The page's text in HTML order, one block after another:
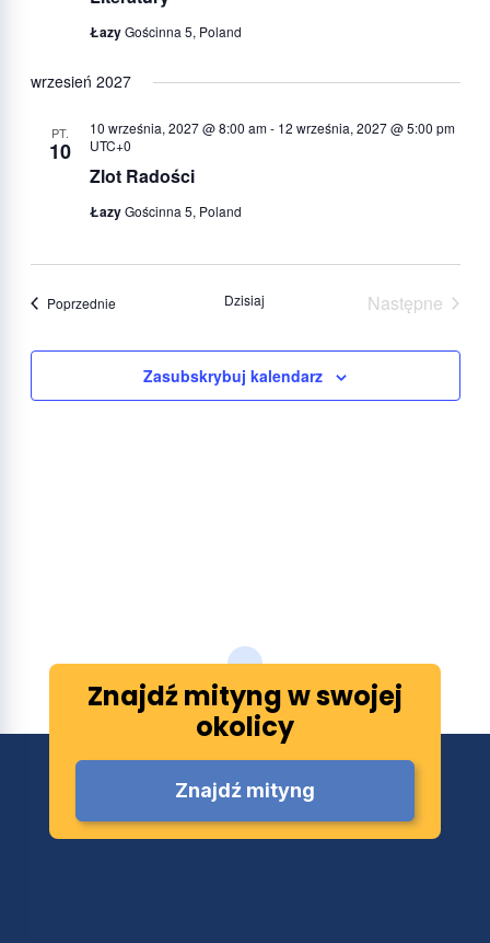
ŁazyGościnna 5, Poland
wrzesień 2027
PT.
10
Zlot Radości
10 września, 2027 @ 8:00 am- 12 września, 2027 @ 5:00 pm
UTC+0
ŁazyGościnna 5, Poland
PoprzednieWydarzenia Dzisiaj
Następne
Zasubskrybuj kalendarz
Znajdź mityng w swojej
okolicy
Znajdź mityng